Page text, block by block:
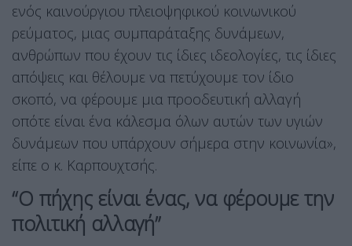
ενός καινούργιου πλειοψηφικού κοινωνικού
ρεύματος, μιας συμπαράταξης δυνάμεων,
ανθρώπων που έχουν τις ίδιες ιδεολογίες, τις ίδιες
απόψεις και θέλουμε να πετύχουμε τον ίδιο
σκοπό, να φέρουμε μια προοδευτική αλλαγή
οπότε είναι ένα κάλεσμα όλων αυτών των υγιών
δυνάμεων που υπάρχουν σήμερα στην κοινωνία»,
είπε ο κ. Καρπουχτσής.
“Ο πήχης είναι ένας, να φέρουμε την
πολιτική αλλαγή”